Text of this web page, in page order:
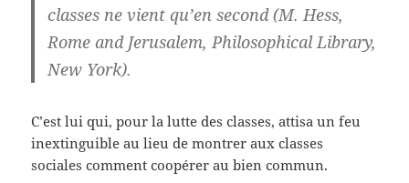
classes ne vient qu’en second (M. Hess,
Rome and Jerusalem, Philosophical Library,
New York).
C’est lui qui, pour la lutte des classes, attisa un feu
inextinguible au lieu de montrer aux classes
sociales comment coopérer au bien commun.